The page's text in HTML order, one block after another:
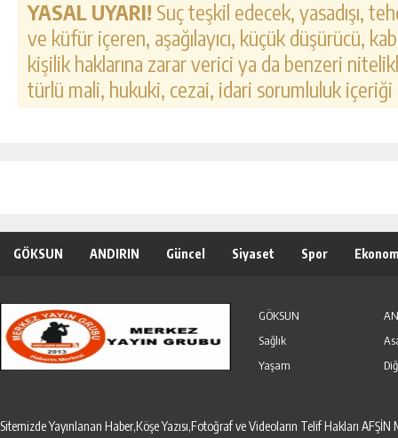
YASAL UYARI! Suç teşkil edecek, yasadışı,
ve küfür içeren, aşağılayıcı, küçük düşürücü,
kişilik haklarına zarar verici ya da benzeri
türlü mali, hukuki, cezai, idari sorumluluk
GÖKSUN ANDIRIN Güncel Siyaset Spor
GÖKSUN
Sağlık
Yaşam
Sitemizde Yayınlanan Haber,Köşe Yazısı,Fotoğraf ve Videoların Telif Hakları